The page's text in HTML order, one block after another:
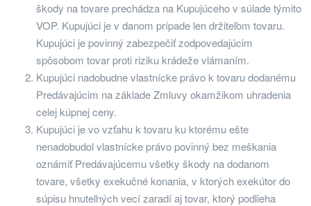
škody na tovare prechádza na Kupujúceho v súlade týmito
VOP. Kupujúci je v danom prípade len držiteľom tovaru.
Kupujúci je povinný zabezpečiť zodpovedajúcim
spôsobom tovar proti riziku krádeže vlámaním.
Kupujúci nadobudne vlastnícke právo k tovaru dodanému
Predávajúcim na základe Zmluvy okamžikom uhradenia
celej kúpnej ceny.
Kupujúci je vo vzťahu k tovaru ku ktorému ešte
nenadobudol vlastnícke právo povinný bez meškania
oznámiť Predávajúcemu všetky škody na dodanom
tovare, všetky exekučné konania, v ktorých exekútor do
súpisu hnuteľných vecí zaradí aj tovar, ktorý podlieha